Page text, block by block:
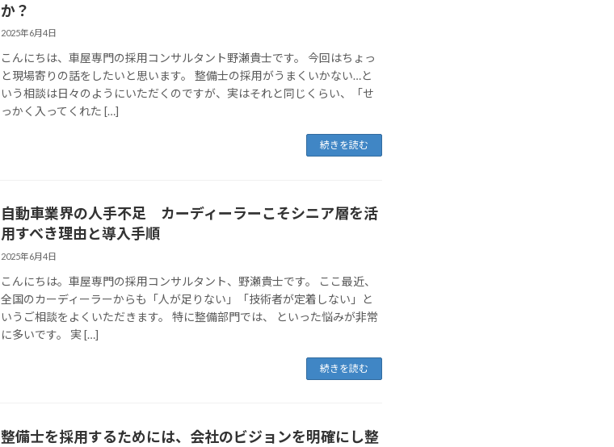
か？
2025年6月4日
こんにちは、車屋専門の採用コンサルタント野瀬貴士です。 今回はちょっ
と現場寄りの話をしたいと思います。 整備士の採用がうまくいかない…と
いう相談は日々のようにいただくのですが、実はそれと同じくらい、「せ
っかく入ってくれた […]
続きを読む
自動車業界の人手不足 カーディーラーこそシニア層を活
用すべき理由と導入手順
2025年6月4日
こんにちは。車屋専門の採用コンサルタント、野瀬貴士です。 ここ最近、
全国のカーディーラーからも「人が足りない」「技術者が定着しない」と
いうご相談をよくいただきます。 特に整備部門では、 といった悩みが非常
に多いです。 実 […]
続きを読む
整備士を採用するためには、会社のビジョンを明確にし整